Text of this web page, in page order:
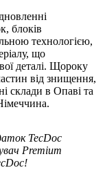
блоків
технологією,
що
деталі. Щороку
від знищення,
склади в Опаві та
TecDoc
Premium